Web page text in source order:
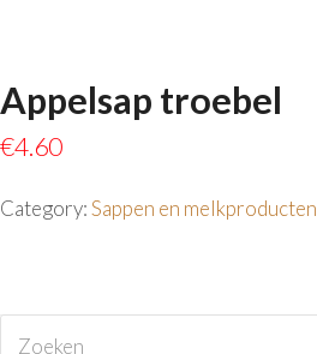
Appelsap troebel
€4.60
Category:Sappen en melkproducten